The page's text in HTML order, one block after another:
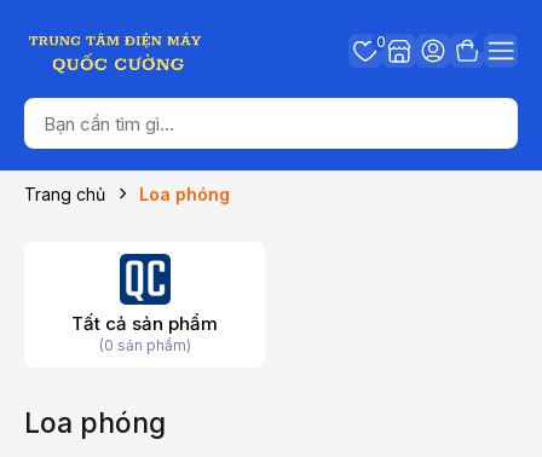
0
Trang chủ Loa phóng
Tất cả sản phẩm
(0 sản phẩm)
Loa phóng